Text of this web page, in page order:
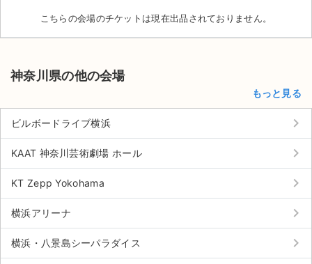
サイト情報
チケットジャム運営会社
チケットジャム利用規約
プライバシーポリシー
特定商取引法に基づく表記
こちらの会場のチケットは現在出品されておりません。
神奈川県の他の会場
もっと見る
ビルボードライブ横浜 keyboard_arrow_right
KAAT 神奈川芸術劇場 ホール keyboard_arrow_right
KT Zepp Yokohama keyboard_arrow_right
横浜アリーナ keyboard_arrow_right
横浜・八景島シーパラダイス keyboard_arrow_right